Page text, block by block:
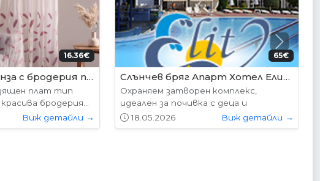
178.95€ (350лв.)
в следните
77х204см...
Виж детайли →
204.52€ (400лв.)
VP-01S Hepo
Вратите се предлагат в следните
размери: 87х204см. 77х204см...
01.05.2026
Виж детайли →
Next